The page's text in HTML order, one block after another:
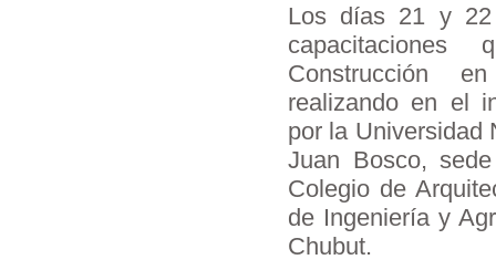
Los días 21 y 22
Construcción
realizando en el
por la Universidad
Juan Bosco,
Colegio de
de Ingeniería y
Chubut.